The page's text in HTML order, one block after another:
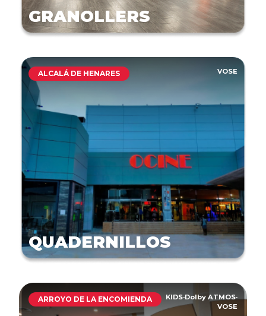
GRANOLLERS
ALCALÁ DE HENARES VOSE
QUADERNILLOS
ARROYO DE LA ENCOMIENDA KIDS·Dolby ATMOS·
VOSE